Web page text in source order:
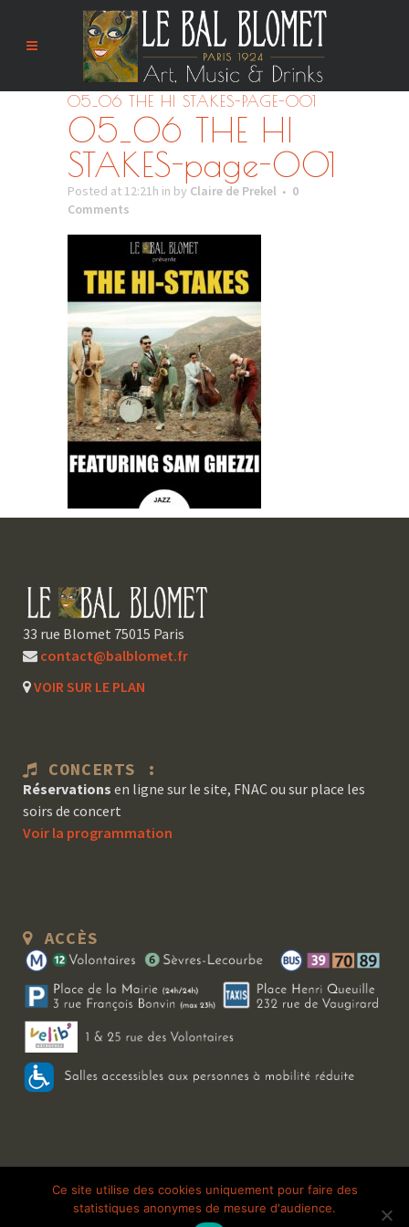
05_06 THE HI STAKES-PAGE-001
05_06 THE HI
STAKES-page-001
Posted at 12:21h in by Claire de Prekel
0
Comments
33 rue Blomet 75015 Paris
contact@balblomet.fr
VOIR SUR LE PLAN
CONCERTS :
Réservations en ligne sur le site, FNAC ou sur place les
soirs de concert
Voir la programmation
ACCÈS
Copyright 2026 Le Bal Blomet | Tous droits réservés | Mentions légales
Galerie photo
Ce site utilise des cookies uniquement pour faire des
statistiques anonymes de mesure d'audience.